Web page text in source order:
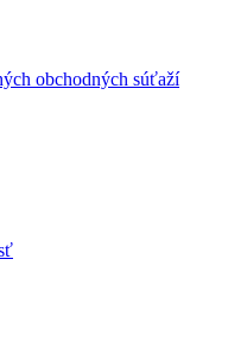
obchodných súťaží